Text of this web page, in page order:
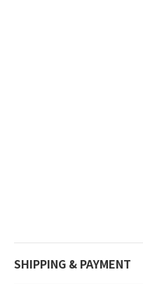
SHIPPING & PAYMENT